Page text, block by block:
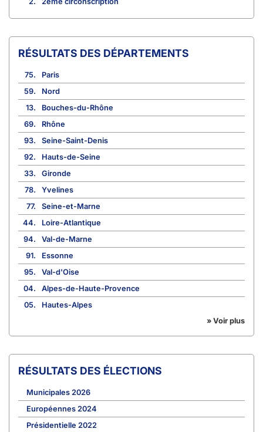
RÉSULTATS DES DÉPARTEMENTS
75.
Paris
59.
Nord
13.
Bouches-du-Rhône
69.
Rhône
93.
Seine-Saint-Denis
92.
Hauts-de-Seine
33.
Gironde
78.
Yvelines
77.
Seine-et-Marne
44.
Loire-Atlantique
94.
Val-de-Marne
91.
Essonne
95.
Val-d'Oise
04.
Alpes-de-Haute-Provence
05.
Hautes-Alpes
» Voir plus
RÉSULTATS DES ÉLECTIONS
Municipales 2026
Européennes 2024
Présidentielle 2022